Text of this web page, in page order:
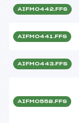
AIFM0442.FFS
AIFM0441.FFS
AIFM0443.FFS
AIFM0558.FFS